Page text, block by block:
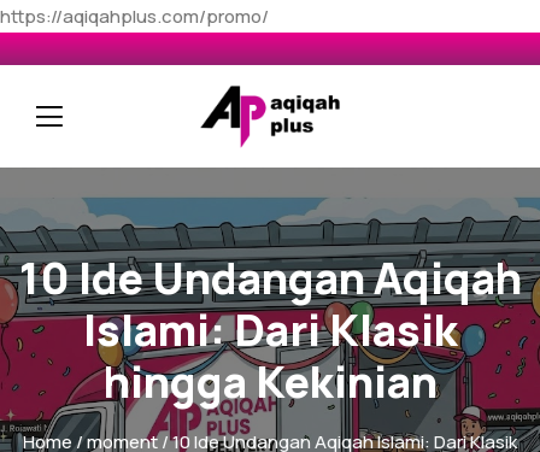
https://aqiqahplus.com/promo/
10 Ide Undangan Aqiqah
Islami: Dari Klasik
hingga Kekinian
Home/moment/ 10 Ide Undangan Aqiqah Islami: Dari Klasik